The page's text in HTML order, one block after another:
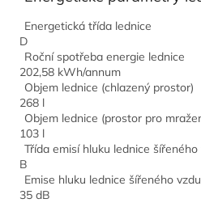
Energetická třída lednice
D
Roční spotřeba energie lednice
202,58 kWh/annum
Objem lednice (chlazený prostor)
268 l
Objem lednice (prostor pro
103 l
Třída emisí hluku lednice
B
Emise hluku lednice šířeného
35 dB